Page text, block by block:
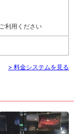
利用ください
> 料金システムを見る